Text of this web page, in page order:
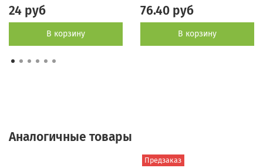
24 руб
В корзину
76.40 руб
В корзину
Аналогичные товары
Предзаказ